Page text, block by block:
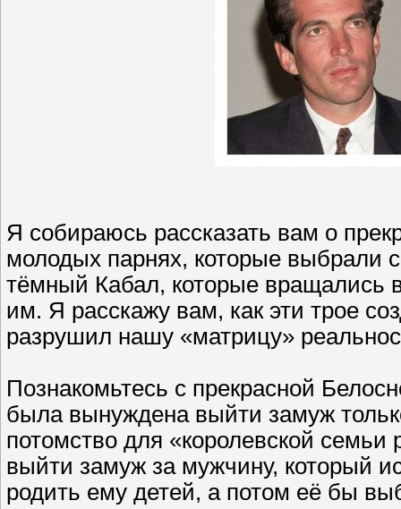
Я собираюсь рассказать вам о
молодых парнях, которые выбрали
тёмный Кабал, которые вращались
им. Я расскажу вам, как эти трое
разрушил нашу «матрицу»
Познакомьтесь с прекрасной
была вынуждена выйти замуж
потомство для «королевской
выйти замуж за мужчину, который
родить ему детей, а потом её бы